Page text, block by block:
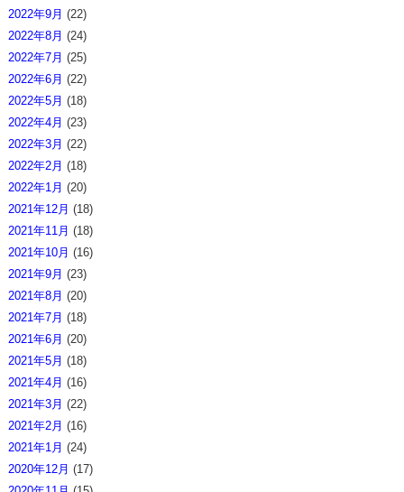
2022年9月 (22)
2022年8月 (24)
2022年7月 (25)
2022年6月 (22)
2022年5月 (18)
2022年4月 (23)
2022年3月 (22)
2022年2月 (18)
2022年1月 (20)
2021年12月 (18)
2021年11月 (18)
2021年10月 (16)
2021年9月 (23)
2021年8月 (20)
2021年7月 (18)
2021年6月 (20)
2021年5月 (18)
2021年4月 (16)
2021年3月 (22)
2021年2月 (16)
2021年1月 (24)
2020年12月 (17)